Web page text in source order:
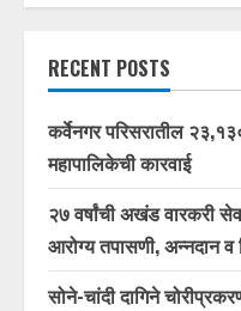
RECENT POSTS
कर्वेनगर परिसरातील
महापालिकेची कारवाई
२७ वर्षांची अखंड वारकरी
आरोग्य तपासणी, अन्नदान व
सोने-चांदी दागिने